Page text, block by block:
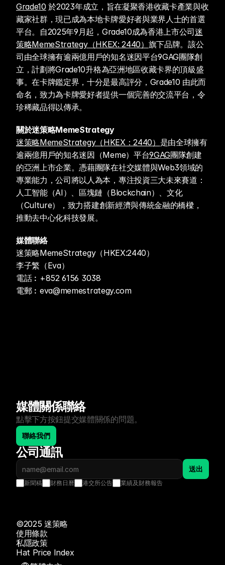
Grade10 於2023年成立，旨在凝聚香港收藏卡產業與收
藏家社群，現已成為本地卡牌愛好者與業界人士的首選
平台。自2025年9月起，Grade10成為香港上市公司迷
策略MemeStrategy（HKEX: 2440） 旗下品牌。該公
司由全球擁有逾兩億用戶的知名迷因平台9GAG團隊創
立，計劃將Grade10升格為亞洲地區收藏卡界的頂級盛
事。在卡牌鑑定界，十分是最高評分，Grade10 由此而
命名，致力為卡牌愛好者提供一個完善的交流平台，令
珍稀藏品得以傳承。
關於迷策略MemeStrategy
迷策略MemeStrategy（HKEX：2440） 是由全球擁有
逾兩億用戶的知名迷因（Meme）平台9GAG團隊創建
的亞洲上市企業。憑藉團隊在社交媒體與Web3領域的
專業能力，公司將以人為本，專注投資三大未來賽道：
人工智能（AI）、區塊鏈（Blockchain）、文化
（Culture），致力搭建創新經濟與傳統金融的橋樑，
推動去中心化科技發展。
媒體聯絡
迷策略MemeStrategy（HKEX:2440）
李子繁（Eva）
電話︰+852 6156 3038
電郵︰eva@memestrategy.com
媒體關係聯絡
點擊下方按鈕提交媒體關係的問題。
聯絡我們
公司通訊
送出
新聞稿 財務日曆 港交所公告 業績及財務報告
©2025 迷策略
使用條款
私隱政策
Hat Price Index